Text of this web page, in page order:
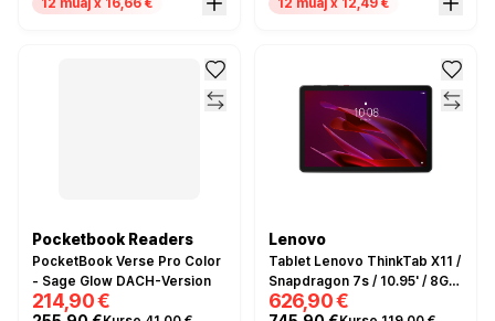
12 muaj x 16,66 €
12 muaj x 12,49 €
Pocketbook Readers
PocketBook Verse Pro Color
- Sage Glow DACH-Version
214,90 €
Lenovo
Tablet Lenovo ThinkTab X11 /
Snapdragon 7s / 10.95' / 8GB
/ 256GB - Zezë
626,90 €